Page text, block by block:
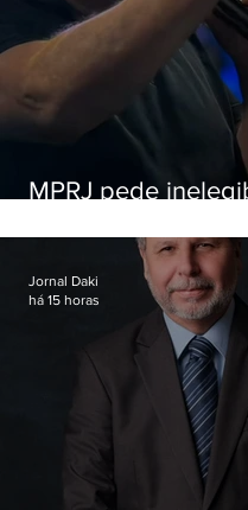
MPRJ pede
Jornal Daki
há 15 horas